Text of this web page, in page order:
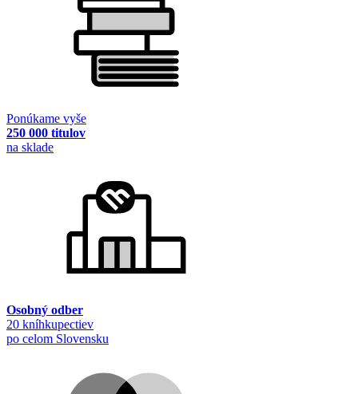
Ponúkame vyše
250 000 titulov
na sklade
Osobný odber
20 kníhkupectiev
po celom Slovensku